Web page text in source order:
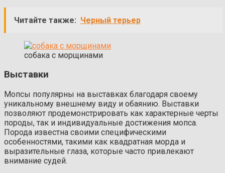
Читайте также: Черный терьер
собака с морщинами
Выставки
Мопсы популярны на выставках благодаря своему
уникальному внешнему виду и обаянию. Выставки
позволяют продемонстрировать как характерные черты
породы, так и индивидуальные достижения мопса.
Порода известна своими специфическими
особенностями, такими как квадратная морда и
выразительные глаза, которые часто привлекают
внимание судей.